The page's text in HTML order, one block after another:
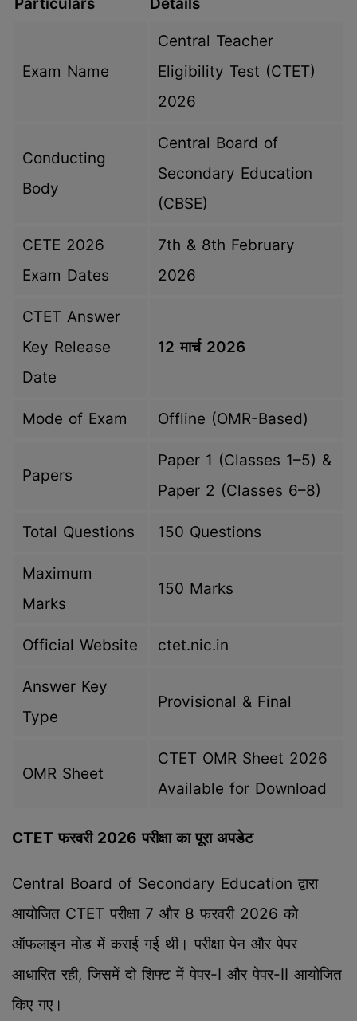
Exam Name
Central Teacher
Eligibility Test (CTET)
2026
Conducting
Body
Central Board of
Secondary Education
(CBSE)
CETE 2026
Exam Dates
7th & 8th February
2026
CTET Answer
Key Release
Date
12 मार्च 2026
Mode of Exam Offline (OMR-Based)
Papers
Paper 1 (Classes 1–5) &
Paper 2 (Classes 6–8)
Total Questions 150 Questions
Maximum
Marks
150 Marks
Official Website ctet.nic.in
Answer Key
Type
Provisional & Final
OMR Sheet
CTET OMR Sheet 2026
Available for Download
CTET फरवरी 2026 परीक्षा का पूरा अपडेट
Central Board of Secondary Education द्वारा
आयोजित CTET परीक्षा 7 और 8 फरवरी 2026 को
ऑफलाइन मोड में कराई गई थी। परीक्षा पेन और पेपर
आधारित रही, जिसमें दो शिफ्ट में पेपर-I और पेपर-II आयोजित
किए गए।